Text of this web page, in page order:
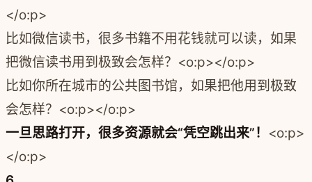
</o:p>
比如微信读书，很多书籍不用花钱就可以读，如果
把微信读书用到极致会怎样？<o:p></o:p>
比如你所在城市的公共图书馆，如果把他用到极致
会怎样？<o:p></o:p>
一旦思路打开，很多资源就会“凭空跳出来”！ <o:p>
</o:p>